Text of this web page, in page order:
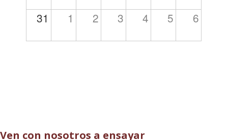
31 1 2 3 4 5 6
Ven con nosotros a ensayar